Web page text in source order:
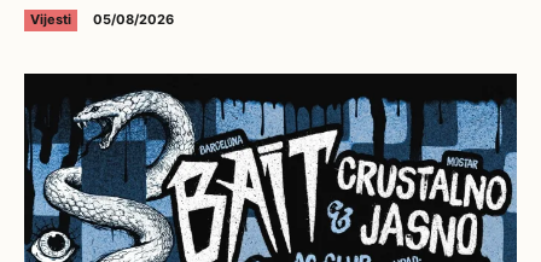
Vijesti 05/08/2026